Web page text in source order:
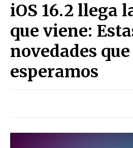
iOS 16.2 llega
que viene:
novedades que
esperamos